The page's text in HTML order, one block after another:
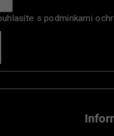
spodmínkami